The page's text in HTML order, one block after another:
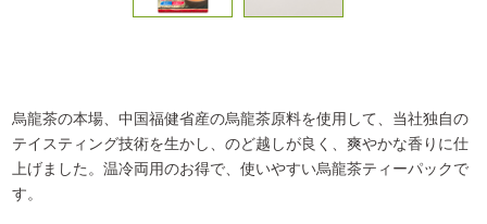
烏龍茶の本場、中国福健省産の烏龍茶原料を使用して、当社独自の
テイスティング技術を生かし、のど越しが良く、爽やかな香りに仕
上げました。温冷両用のお得で、使いやすい烏龍茶ティーパックで
す。